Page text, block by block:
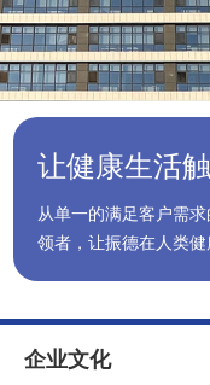
让健康生活
从单一的满足客户需
领者，让振德在人类健
企业文化